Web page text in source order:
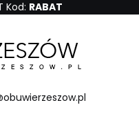
Kod: RABAT